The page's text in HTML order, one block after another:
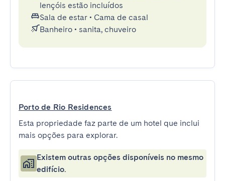
lençóis estão incluídos
Sala de estar • Cama de casal
Banheiro • sanita, chuveiro
Porto de Rio Residences
Esta propriedade faz parte de um hotel que inclui
mais opções para explorar.
Existem outras opções disponíveis no mesmo
edifício.